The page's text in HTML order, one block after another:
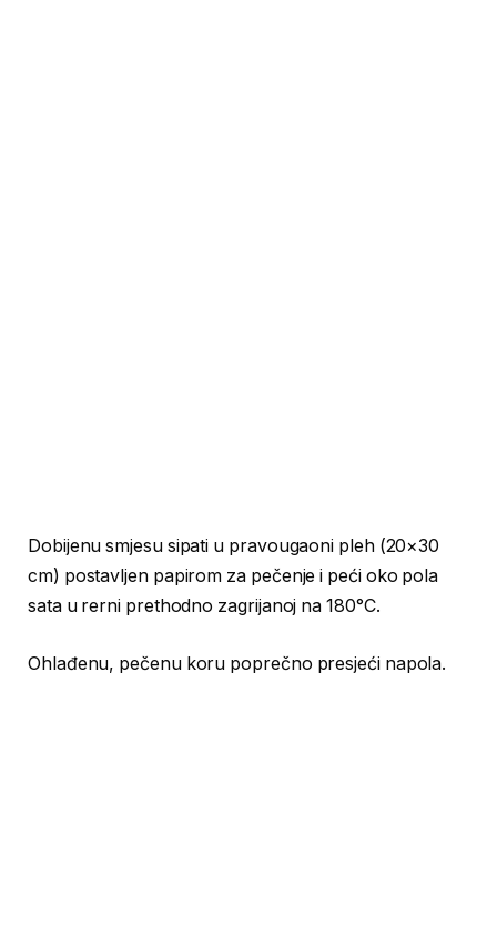
Dobijenu smjesu sipati u pravougaoni pleh (20×30
cm) postavljen papirom za pečenje i peći oko pola
sata u rerni prethodno zagrijanoj na 180°C.
Ohlađenu, pečenu koru poprečno presjeći napola.